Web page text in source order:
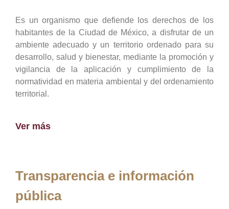
Es un organismo que defiende los derechos de los
habitantes de la Ciudad de México, a disfrutar de un
ambiente adecuado y un territorio ordenado para su
desarrollo, salud y bienestar, mediante la promoción y
vigilancia de la aplicación y cumplimiento de la
normatividad en materia ambiental y del ordenamiento
territorial.
Ver más
Transparencia e información
pública